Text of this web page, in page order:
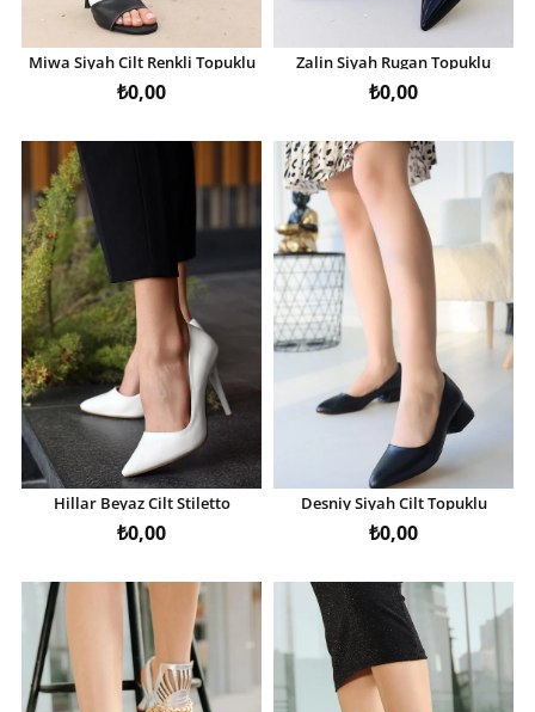
Miwa Siyah Cilt Renkli Topuklu
Ayakkabı
₺0,00
Zalin Siyah Rugan Topuklu
Ayakkabı
₺0,00
Hillar Beyaz Cilt Stiletto
Ayakkabı
₺0,00
Desniy Siyah Cilt Topuklu
Ayakkabı
₺0,00